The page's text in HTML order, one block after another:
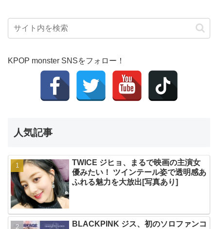
KPOP monster SNSをフォロー！
人気記事
TWICE ジヒョ、まるで映画の主演女
優みたい！ ツインテール姿で透明感あ
ふれる魅力を大放出[写真あり]
BLACKPINK ジス、初のソロファンコ